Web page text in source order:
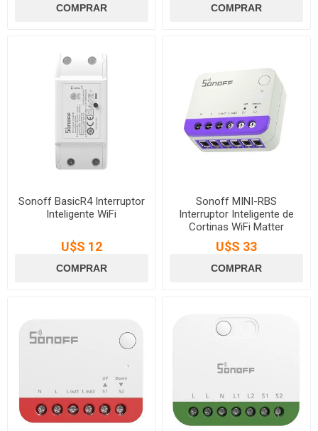
Sonoff BasicR4 Interruptor
Inteligente WiFi
U$S 12
Sonoff MINI-RBS
Interruptor Inteligente de
Cortinas WiFi Matter
U$S 33